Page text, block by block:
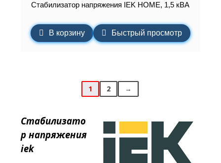
Стабилизатор напряжения IEK HOME, 1,5 кВА
В корзину Быстрый просмотр
1 2 →
Стабилизато
р напряжения
iek